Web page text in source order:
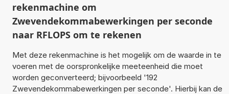
rekenmachine om
Zwevendekommabewerkingen per seconde
naar RFLOPS om te rekenen
Met deze rekenmachine is het mogelijk om de waarde in te
voeren met de oorspronkelijke meeteenheid die moet
worden geconverteerd; bijvoorbeeld '192
Zwevendekommabewerkingen per seconde'. Hierbij kan de